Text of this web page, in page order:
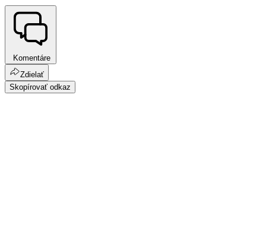
Komentáre
Zdielať
Skopírovať odkaz